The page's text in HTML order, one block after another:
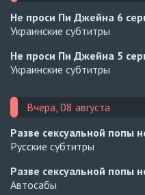
Не проси Пи Джейна 6
Украинские субтитры
Не проси Пи Джейна 5
Украинские субтитры
Вчера, 08 августа
Разве сексуальной попы
Русские субтитры
Разве сексуальной попы
Автосабы